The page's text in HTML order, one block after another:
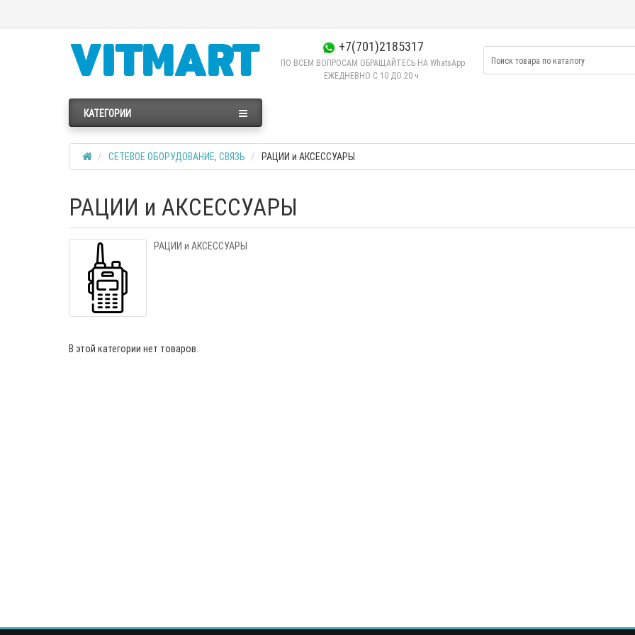
+7(701)2185317
ПО ВСЕМ ВОПРОСАМ ОБРАЩАЙТЕСЬ НА WhatsApp
ЕЖЕДНЕВНО C 10 ДО 20 ч.
КАТЕГОРИИ
СЕТЕВОЕ ОБОРУДОВАНИЕ, СВЯЗЬ РАЦИИ и АКСЕССУАРЫ
РАЦИИ и АКСЕССУАРЫ
РАЦИИ и АКСЕССУАРЫ
В этой категории нет товаров.